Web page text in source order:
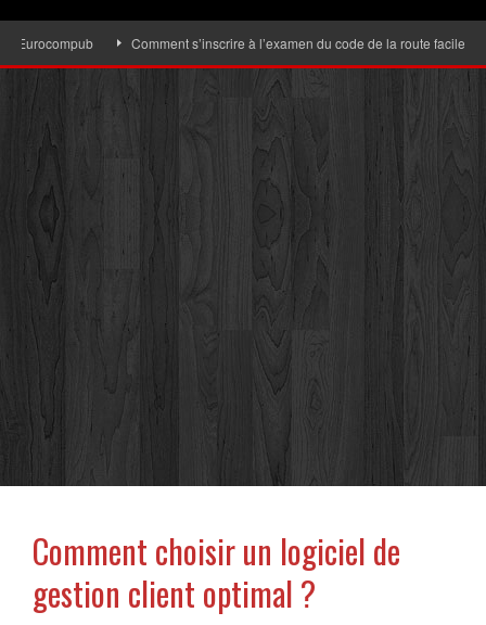
Comment s’inscrire à l’examen du code de la route facilement
Comment choisir un logiciel de
gestion client optimal ?